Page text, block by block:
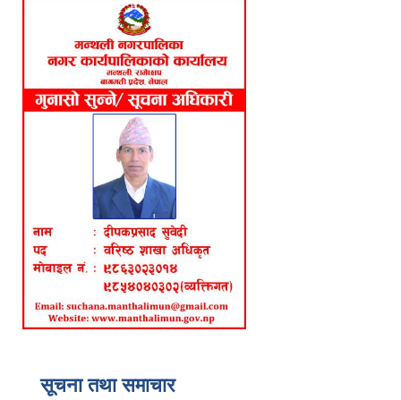
सूचना तथा समाचार